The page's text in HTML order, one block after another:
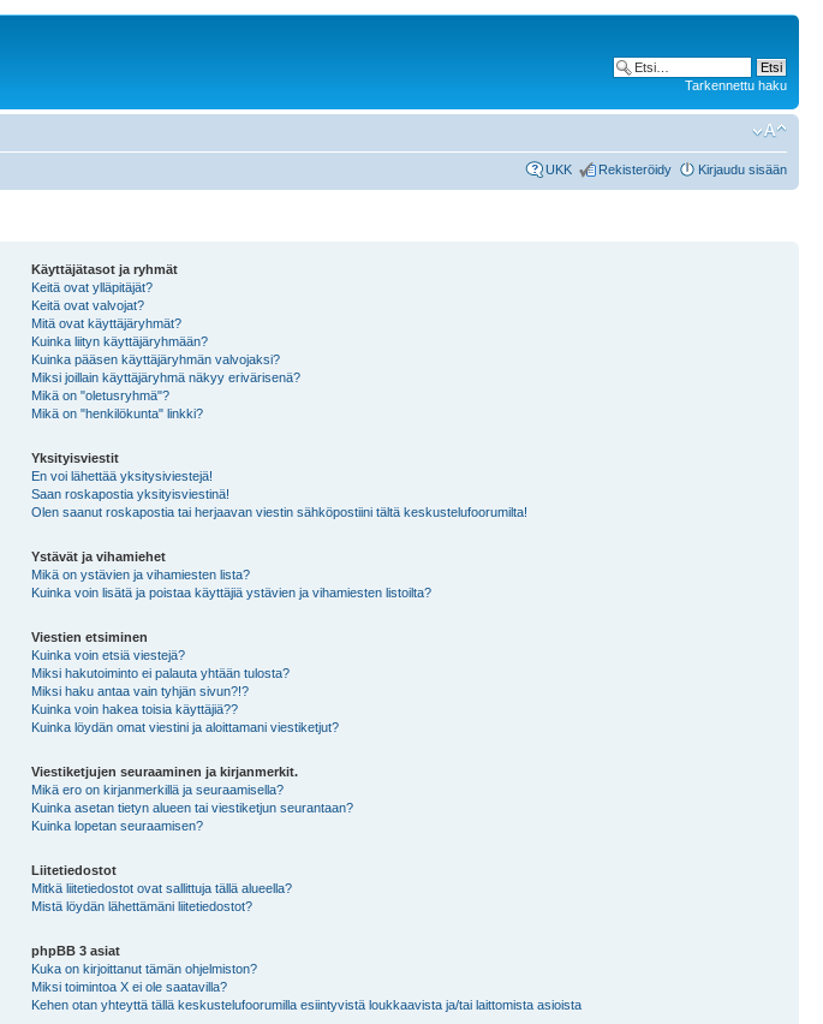
Tarkennettu haku
UKK Rekisteröidy Kirjaudu sisään
Käyttäjätasot ja ryhmät
Keitä ovat ylläpitäjät?
Keitä ovat valvojat?
Mitä ovat käyttäjäryhmät?
Kuinka liityn käyttäjäryhmään?
Kuinka pääsen käyttäjäryhmän valvojaksi?
Miksi joillain käyttäjäryhmä näkyy erivärisenä?
Mikä on "oletusryhmä"?
Mikä on "henkilökunta" linkki?
Yksityisviestit
En voi lähettää yksitysiviestejä!
Saan roskapostia yksityisviestinä!
Olen saanut roskapostia tai herjaavan viestin sähköpostiini tältä keskustelufoorumilta!
Ystävät ja vihamiehet
Mikä on ystävien ja vihamiesten lista?
Kuinka voin lisätä ja poistaa käyttäjiä ystävien ja vihamiesten listoilta?
Viestien etsiminen
Kuinka voin etsiä viestejä?
Miksi hakutoiminto ei palauta yhtään tulosta?
Miksi haku antaa vain tyhjän sivun?!?
Kuinka voin hakea toisia käyttäjiä??
Kuinka löydän omat viestini ja aloittamani viestiketjut?
Viestiketjujen seuraaminen ja kirjanmerkit.
Mikä ero on kirjanmerkillä ja seuraamisella?
Kuinka asetan tietyn alueen tai viestiketjun seurantaan?
Kuinka lopetan seuraamisen?
Liitetiedostot
Mitkä liitetiedostot ovat sallittuja tällä alueella?
Mistä löydän lähettämäni liitetiedostot?
phpBB 3 asiat
Kuka on kirjoittanut tämän ohjelmiston?
Miksi toimintoa X ei ole saatavilla?
Kehen otan yhteyttä tällä keskustelufoorumilla esiintyvistä loukkaavista ja/tai laittomista asioista